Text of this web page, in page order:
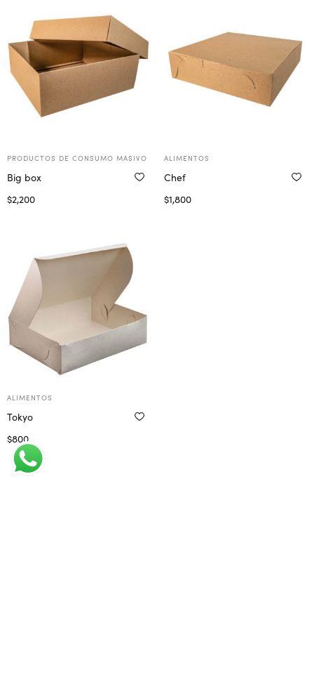
PRODUCTOS DE CONSUMO MASIVO
Big box
$2,200
ALIMENTOS
Chef
$1,800
ALIMENTOS
Tokyo
$800
Seleccionar opciones